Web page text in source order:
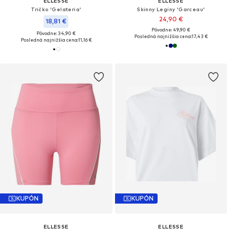
Tričko 'Gelateria'
18,81 €
Pôvodne: 34,90 €
Posledná najnižšia cena:11,16 €
Skinny Legíny 'Garceau'
24,90 €
Pôvodne: 49,90 €
Posledná najnižšia cena:17,43 €
KUPÓN
ELLESSE
KUPÓN
ELLESSE